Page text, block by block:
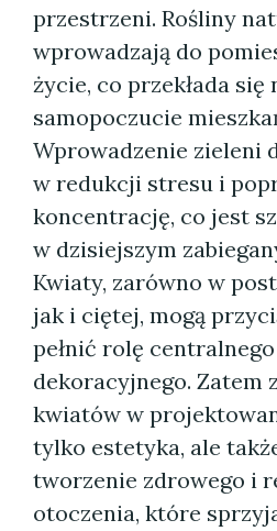
przestrzeni. Rośliny
wprowadzają do
życie, co przekłada się
samopoczucie
Wprowadzenie zieleni
w redukcji stresu i
koncentrację, co jest
w dzisiejszym
Kwiaty, zarówno w
jak i ciętej, mogą
pełnić rolę
dekoracyjnego. Zatem
kwiatów w
tylko estetyka, ale
tworzenie zdrowego i
otoczenia, które